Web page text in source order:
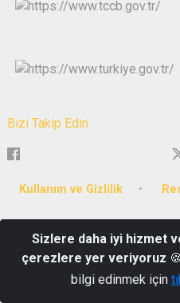
Bizi Takip Edin
Kullanım ve Gizlilik
0276
Sizlere daha iyi hizmet
çerezlere yer veriyoruz
bilgi edinmek için